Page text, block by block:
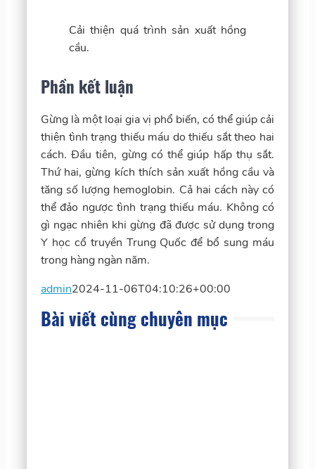
Cải thiện quá trình sản xuất hồng
cầu.
Phần kết luận
Gừng là một loại gia vị phổ biến, có thể giúp cải
thiện tình trạng thiếu máu do thiếu sắt theo hai
cách. Đầu tiên, gừng có thể giúp hấp thụ sắt.
Thứ hai, gừng kích thích sản xuất hồng cầu và
tăng số lượng hemoglobin. Cả hai cách này có
thể đảo ngược tình trạng thiếu máu. Không có
gì ngạc nhiên khi gừng đã được sử dụng trong
Y học cổ truyền Trung Quốc để bổ sung máu
trong hàng ngàn năm.
admin2024-11-06T04:10:26+00:00
Bài viết cùng chuyên mục